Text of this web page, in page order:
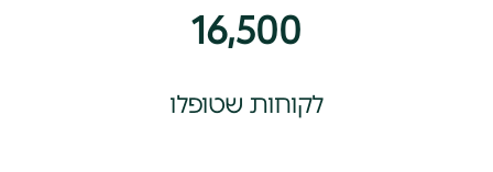
16,500
לקוחות שטופלו